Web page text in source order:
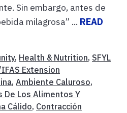
Sin embargo, antes de
milagrosa” ... READ
, Health & Nutrition, SFYL
IFAS Extension
, Ambiente Caluroso,
De Los Alimentos Y
Cálido, Contracción